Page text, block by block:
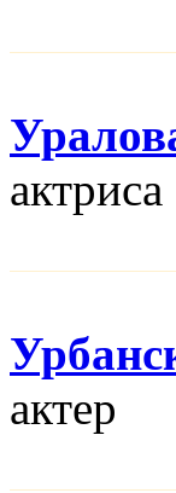
актриса
актер